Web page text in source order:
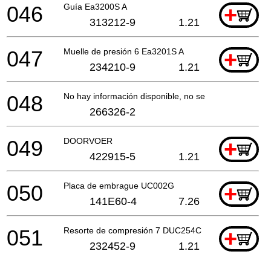
Guía Ea3200S A +
046 313212-9 1.21
Muelle de presión 6 Ea3201S A +
047 234210-9 1.21
No hay información disponible, no se puede pedir
048 266326-2
DOORVOER +
049 422915-5 1.21
Placa de embrague UC002G +
050 141E60-4 7.26
Resorte de compresión 7 DUC254C +
051 232452-9 1.21